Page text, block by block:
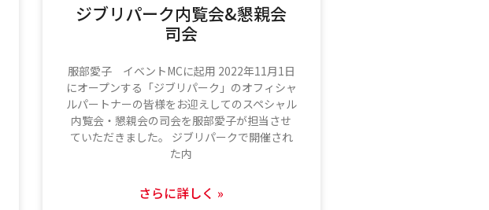
ジブリパーク内覧会&懇親会
司会
服部愛子 イベントMCに起用 2022年11月1日
にオープンする「ジブリパーク」のオフィシャ
ルパートナーの皆様をお迎えしてのスペシャル
内覧会・懇親会の司会を服部愛子が担当させ
ていただきました。 ジブリパークで開催され
た内
さらに詳しく »